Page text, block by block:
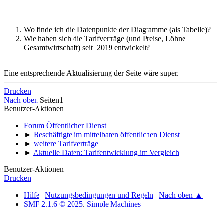
Wo finde ich die Datenpunkte der Diagramme (als Tabelle)?
Wie haben sich die Tarifverträge (und Preise, Löhne
Gesamtwirtschaft) seit 2019 entwickelt?
Eine entsprechende Aktualisierung der Seite wäre super.
Drucken
Nach oben Seiten1
Benutzer-Aktionen
Forum Öffentlicher Dienst
► Beschäftigte im mittelbaren öffentlichen Dienst
► weitere Tarifverträge
► Aktuelle Daten: Tarifentwicklung im Vergleich
Benutzer-Aktionen
Drucken
Hilfe | Nutzungsbedingungen und Regeln | Nach oben ▲
SMF 2.1.6 © 2025, Simple Machines